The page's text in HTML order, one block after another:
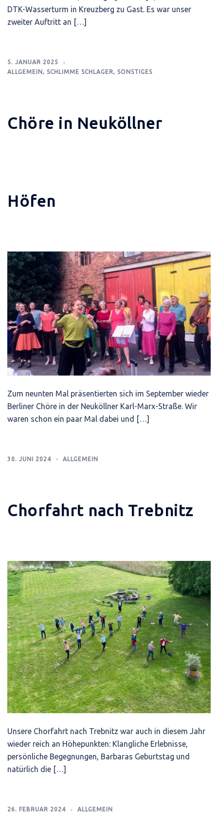
DTK-Wasserturm in Kreuzberg zu Gast. Es war unser
zweiter Auftritt an […]
5. JANUAR 2025
ALLGEMEIN , SCHLIMME SCHLAGER, SONSTIGES
Chöre in Neuköllner
Höfen
Zum neunten Mal präsentierten sich im September wieder
Berliner Chöre in der Neuköllner Karl-Marx-Straße. Wir
waren schon ein paar Mal dabei und […]
30. JUNI 2024 ALLGEMEIN
Chorfahrt nach Trebnitz
Unsere Chorfahrt nach Trebnitz war auch in diesem Jahr
wieder reich an Höhepunkten: Klangliche Erlebnisse,
persönliche Begegnungen, Barbaras Geburtstag und
natürlich die […]
26. FEBRUAR 2024 ALLGEMEIN